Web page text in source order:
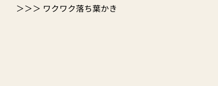
＞＞＞ ワクワク落ち葉かき